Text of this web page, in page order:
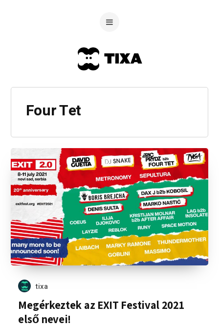
Four Tet
tixa
Megérkeztek az EXIT Festival 2021
első nevei!